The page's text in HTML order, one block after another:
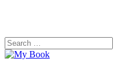
Search
for: